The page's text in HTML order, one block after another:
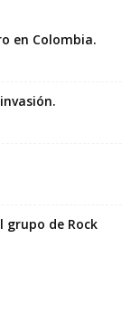
en Colombia.
grupo de Rock